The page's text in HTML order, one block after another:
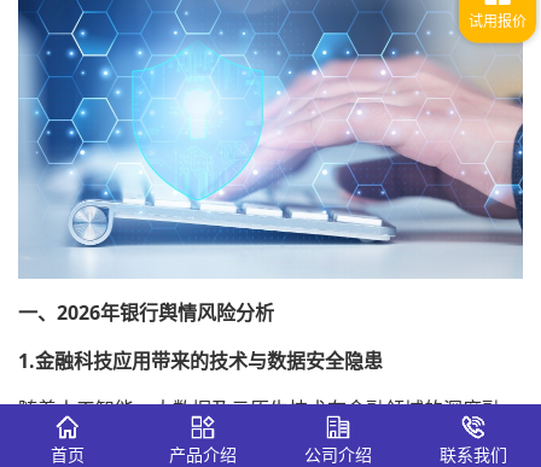
一、2026年银行舆情风险分析
1.金融科技应用带来的技术与数据安全隐患
随着人工智能、大数据及云原生技术在金融领域的深度融
合，业务数字化在提升效率的同时，也带来了新型的风险衍
首页 产品介绍 公司介绍 联系我们